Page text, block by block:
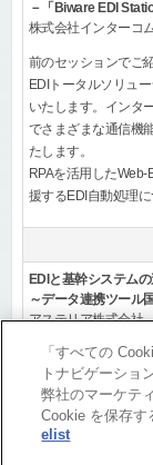
－「Biware EDI
株式会社インターコ
前のセッションでご
EDIトータルソリュ
いたします。インタ
でさまざまな通信機
たします。
RPAを活用した
援するEDI自動処理
EDIと基幹システム
～データ連携ツール
アステリア株式会社
さまざまなファイル
データの変換などを
国内シェアNo1のデ
連携課題とその解決
「すべての
トナビゲーショ
弊社のマーケテ
Cookie を保存す
elist